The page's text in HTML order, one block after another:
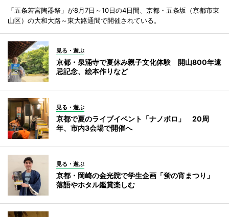
「五条若宮陶器祭」が8月7日～10日の4日間、京都・五条坂（京都市東
山区）の大和大路～東大路通間で開催されている。
見る・遊ぶ
京都・泉涌寺で夏休み親子文化体験 開山800年遠
忌記念、絵本作りなど
見る・遊ぶ
京都で夏のライブイベント「ナノボロ」 20周
年、市内3会場で開催へ
見る・遊ぶ
京都・岡崎の金光院で学生企画「蛍の宵まつり」
落語やホタル鑑賞楽しむ